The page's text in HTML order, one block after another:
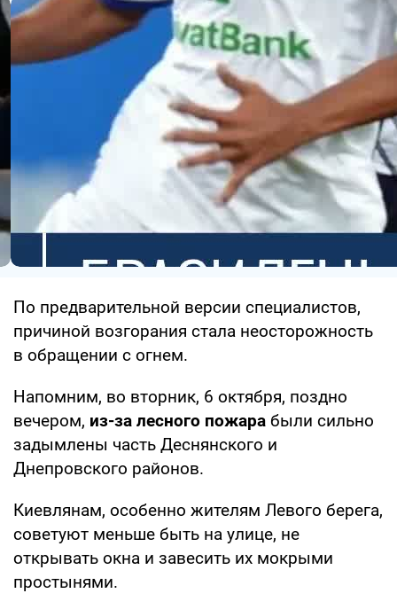
По предварительной версии специалистов,
причиной возгорания стала неосторожность
в обращении с огнем.
Напомним, во вторник, 6 октября, поздно
вечером, из-за лесного пожара были сильно
задымлены часть Деснянского и
Днепровского районов.
Киевлянам, особенно жителям Левого берега,
советуют меньше быть на улице, не
открывать окна и завесить их мокрыми
простынями.